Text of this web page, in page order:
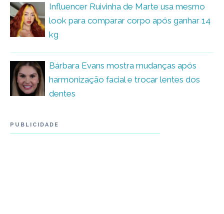
Influencer Ruivinha de Marte usa mesmo
look para comparar corpo após ganhar 14
kg
Bárbara Evans mostra mudanças após
harmonização facial e trocar lentes dos
dentes
PUBLICIDADE